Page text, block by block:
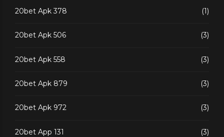
20bet Apk 378 (1)
20bet Apk 506 (3)
20bet Apk 558 (3)
20bet Apk 879 (3)
20bet Apk 972 (3)
20bet App 131 (3)